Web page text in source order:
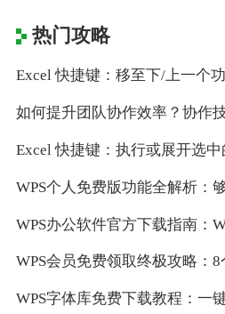
热门攻略
Excel 快捷键：移至下/上一个
如何提升团队协作效率？协作
Excel 快捷键：执行或展开选中
WPS办公软件官方下载指南：